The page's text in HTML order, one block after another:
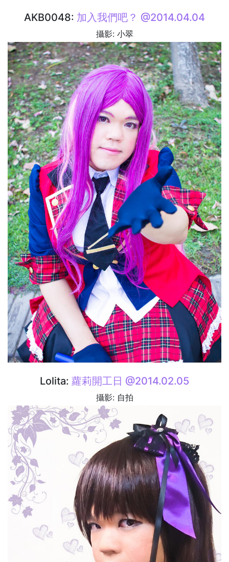
AKB0048: 加入我們吧？ @2014.04.04
攝影: 小翠
Lolita: 蘿莉開工日 @2014.02.05
攝影: 自拍